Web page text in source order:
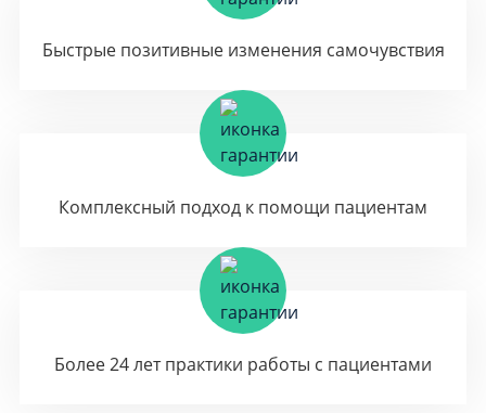
Быстрые позитивные изменения самочувствия
Комплексный подход к помощи пациентам
Более 24 лет практики работы с пациентами